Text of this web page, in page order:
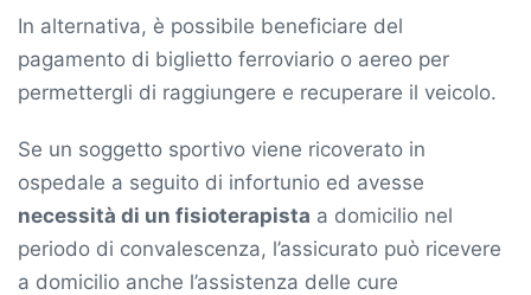
In alternativa, è possibile beneficiare del
pagamento di biglietto ferroviario o aereo per
permettergli di raggiungere e recuperare il veicolo.
Se un soggetto sportivo viene ricoverato in
ospedale a seguito di infortunio ed avesse
necessità di un fisioterapista a domicilio nel
periodo di convalescenza, l’assicurato può ricevere
a domicilio anche l’assistenza delle cure